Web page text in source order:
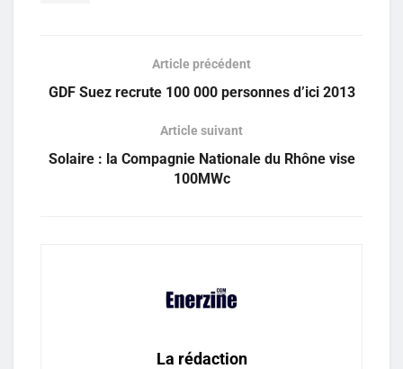
Article précédent
GDF Suez recrute 100 000 personnes d’ici 2013
Article suivant
Solaire : la Compagnie Nationale du Rhône vise
100MWc
La rédaction